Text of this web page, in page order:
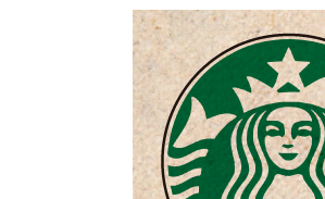
1.2.3.
JT
2.
青
2.1.
青っ